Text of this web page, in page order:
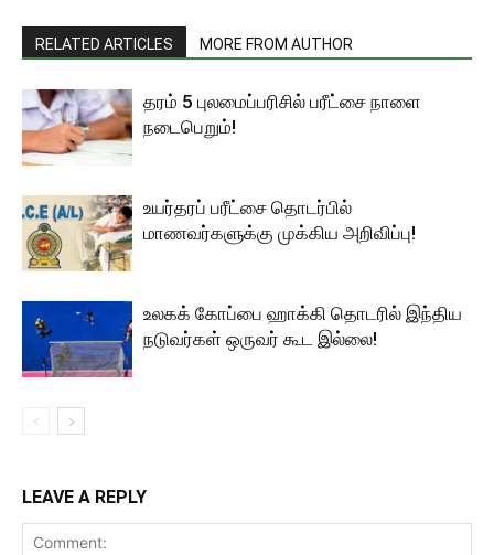
RELATED ARTICLES MORE FROM AUTHOR
தரம் 5 புலமைப்பரிசில் பரீட்சை நாளை
நடைபெறும்!
உயர்தரப் பரீட்சை தொடர்பில்
மாணவர்களுக்கு முக்கிய அறிவிப்பு!
உலகக் கோப்பை ஹாக்கி தொடரில் இந்திய
நடுவர்கள் ஒருவர் கூட இல்லை!
LEAVE A REPLY